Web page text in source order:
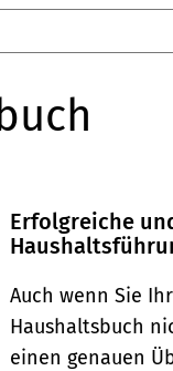
Erfolgreiche
Auch wenn Sie
Haushaltsbuch
einen genauen